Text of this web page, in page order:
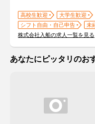
高校生歓迎 大学生歓迎
シフト自由・自己申告
未
株式会社入船の求人一覧を見る
あなたにピッタリのお